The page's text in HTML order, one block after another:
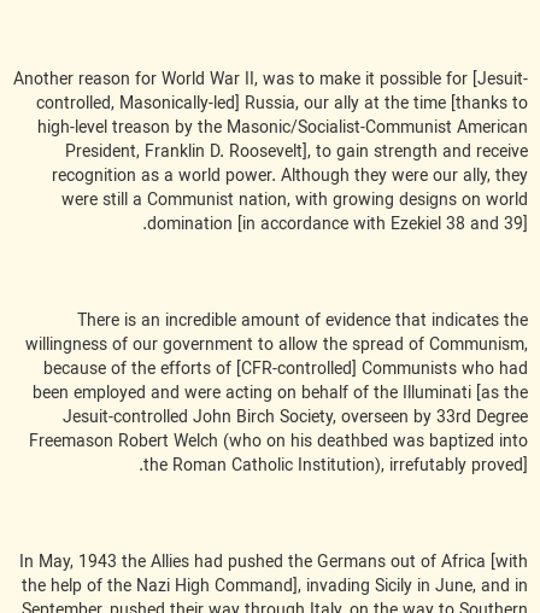
Another reason for World War II, was to make it possible for [Jesuit-
controlled, Masonically-led] Russia, our ally at the time [thanks to
high-level treason by the Masonic/Socialist-Communist American
President, Franklin D. Roosevelt], to gain strength and receive
recognition as a world power. Although they were our ally, they
were still a Communist nation, with growing designs on world
domination [in accordance with Ezekiel 38 and 39].
There is an incredible amount of evidence that indicates the
willingness of our government to allow the spread of Communism,
because of the efforts of [CFR-controlled] Communists who had
been employed and were acting on behalf of the Illuminati [as the
Jesuit-controlled John Birch Society, overseen by 33rd Degree
Freemason Robert Welch (who on his deathbed was baptized into
the Roman Catholic Institution), irrefutably proved].
In May, 1943 the Allies had pushed the Germans out of Africa [with
the help of the Nazi High Command], invading Sicily in June, and in